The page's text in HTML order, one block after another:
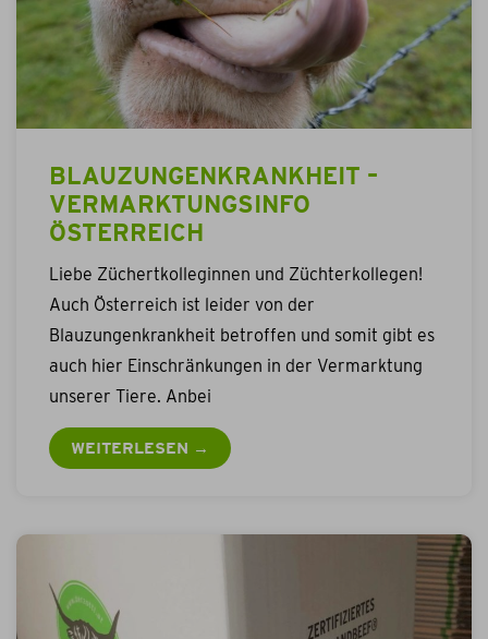
BLAUZUNGENKRANKHEIT –
VERMARKTUNGSINFO
ÖSTERREICH
Liebe Züchertkolleginnen und Züchterkollegen!
Auch Österreich ist leider von der
Blauzungenkrankheit betroffen und somit gibt es
auch hier Einschränkungen in der Vermarktung
unserer Tiere. Anbei
WEITERLESEN →